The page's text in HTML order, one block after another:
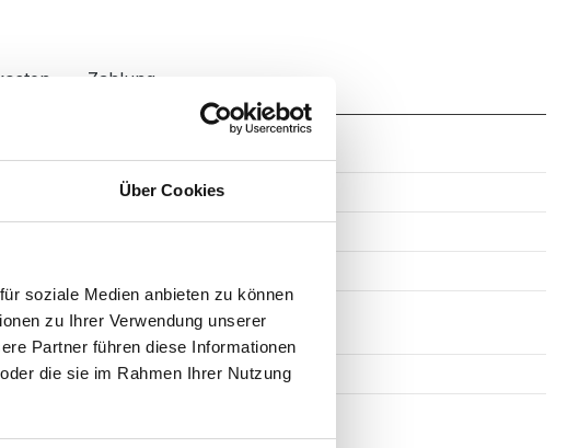
Über Cookies
soziale Medien anbieten zu können
zu Ihrer Verwendung unserer
Partner führen diese Informationen
die sie im Rahmen Ihrer Nutzung
Zahlung
172 cm
Keramik